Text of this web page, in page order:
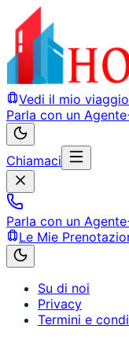
Vedi il mio viaggio
Parla con un Agente
Chiamaci
Parla con un Agente
Le Mie
Su di noi
Privacy
Termini e